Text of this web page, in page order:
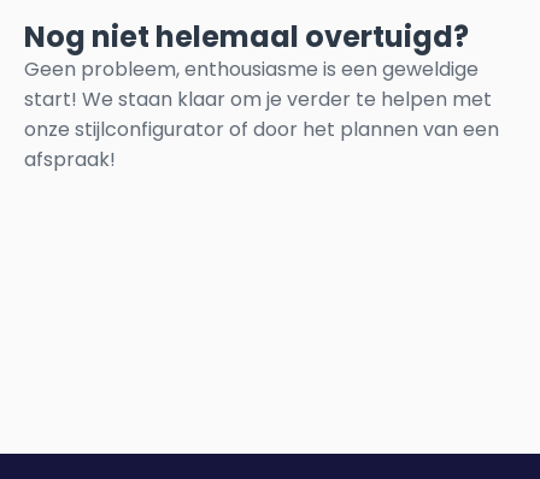
Nog niet helemaal overtuigd?
Geen probleem, enthousiasme is een geweldige
start! We staan klaar om je verder te helpen met
onze stijlconfigurator of door het plannen van een
afspraak!